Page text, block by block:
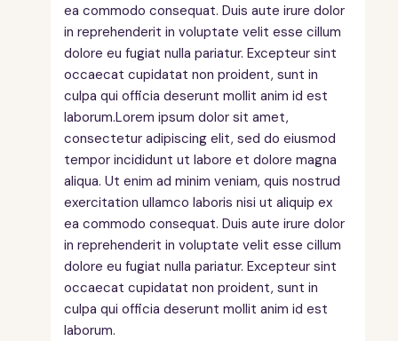
ea commodo consequat. Duis aute irure dolor
in reprehenderit in voluptate velit esse cillum
dolore eu fugiat nulla pariatur. Excepteur sint
occaecat cupidatat non proident, sunt in
culpa qui officia deserunt mollit anim id est
laborum.Lorem ipsum dolor sit amet,
consectetur adipiscing elit, sed do eiusmod
tempor incididunt ut labore et dolore magna
aliqua. Ut enim ad minim veniam, quis nostrud
exercitation ullamco laboris nisi ut aliquip ex
ea commodo consequat. Duis aute irure dolor
in reprehenderit in voluptate velit esse cillum
dolore eu fugiat nulla pariatur. Excepteur sint
occaecat cupidatat non proident, sunt in
culpa qui officia deserunt mollit anim id est
laborum.